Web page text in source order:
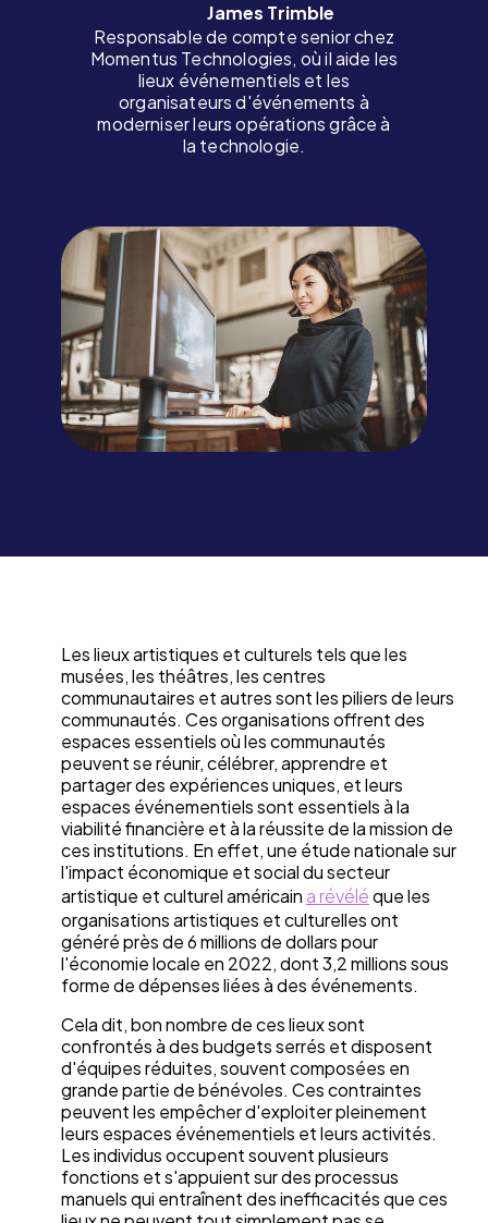
James Trimble
Responsable de compte senior chez
Momentus Technologies, où il aide les
lieux événementiels et les
organisateurs d'événements à
moderniser leurs opérations grâce à
la technologie.
Les lieux artistiques et culturels tels que les
musées, les théâtres, les centres
communautaires et autres sont les piliers de leurs
communautés. Ces organisations offrent des
espaces essentiels où les communautés
peuvent se réunir, célébrer, apprendre et
partager des expériences uniques, et leurs
espaces événementiels sont essentiels à la
viabilité financière et à la réussite de la mission de
ces institutions. En effet, une étude nationale sur
l'impact économique et social du secteur
artistique et culturel américain a révéléque les
organisations artistiques et culturelles ont
généré près de 6 millions de dollars pour
l'économie locale en 2022, dont 3,2 millions sous
forme de dépenses liées à des événements.
Cela dit, bon nombre de ces lieux sont
confrontés à des budgets serrés et disposent
d'équipes réduites, souvent composées en
grande partie de bénévoles. Ces contraintes
peuvent les empêcher d'exploiter pleinement
leurs espaces événementiels et leurs activités.
Les individus occupent souvent plusieurs
fonctions et s'appuient sur des processus
manuels qui entraînent des inefficacités que ces